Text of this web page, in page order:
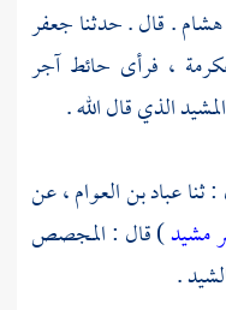
. قال . حدثناجعفر
، فرأى حائط آجر
الذي قال الله .
ثناعباد بن العوام، عن
مشيد) قال : المجصص
.